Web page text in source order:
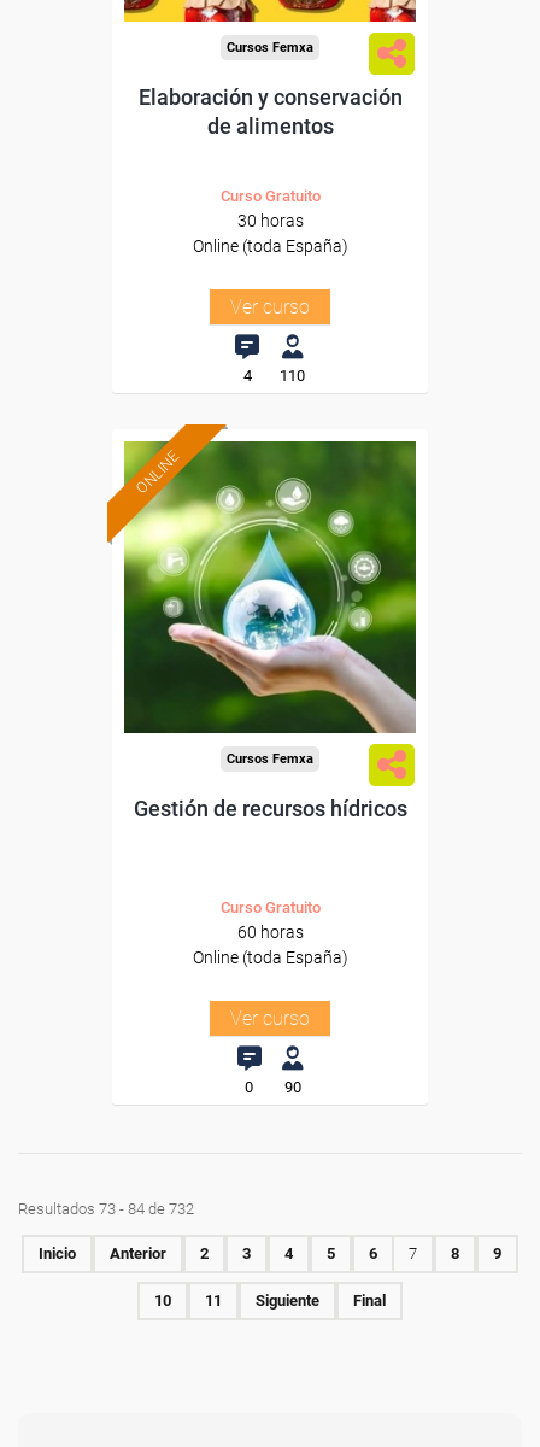
Cursos Femxa
Elaboración y conservación
de alimentos
Curso Gratuito
30 horas
Online (toda España)
Ver curso
4 110
ONLINE
Formación 100%
subvencionada.
Para desempleados,
trabajadores y autónomos.
Sector
-Agricultura y Ganadería.
Cursos Femxa
Gestión de recursos hídricos
Curso Gratuito
60 horas
Online (toda España)
Ver curso
0 90
Resultados 73 - 84 de 732
Inicio Anterior 2 3 4 5 6 7 8 9
10 11 Siguiente Final